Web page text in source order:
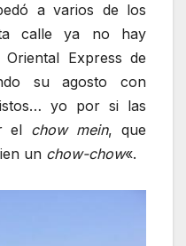
a varios de los
calle ya no hay
Express de
su agosto con
yo por si las
el chow mein, que
un chow-chow«.